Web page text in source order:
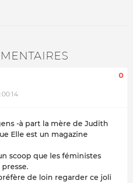
0
-à part la mère de Judith
Elle est un magazine
scoop que les féministes
de loin regarder ce joli